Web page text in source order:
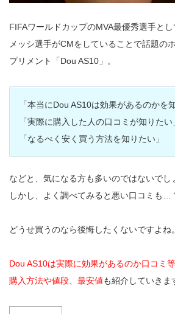
FIFAワールドカップのMVA最優秀選手と
メッシ選手がCMをしていることで話題の
プリメント「Dou AS10」。
「本当にDou AS10は効果があるのかを
「実際に購入した人の口コミが知りたい
「なるべく安く買う方法を知りたい」
などと、気になる方も多いのではないでし
しかし、よく調べてみると悪い口コミも…
どうせ買うのなら後悔したくないですよね。
Dou AS10は実際に効果があるのか口コミ
購入方法や値段、最安値も紹介していきま